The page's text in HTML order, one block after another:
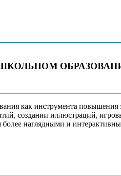
как инструмента
создании иллюстраций,
наглядными и